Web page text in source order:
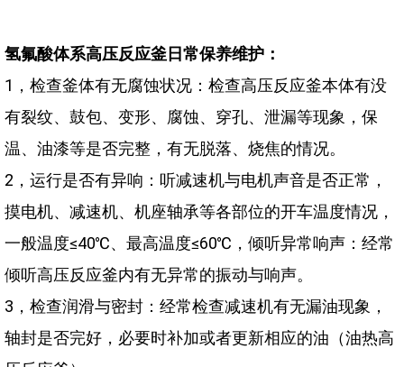
氢氟酸体系高压反应釜日常保养维护：
1，检查釜体有无腐蚀状况：检查高压反应釜本体有没
有裂纹、鼓包、变形、腐蚀、穿孔、泄漏等现象，保
温、油漆等是否完整，有无脱落、烧焦的情况。
2，运行是否有异响：听减速机与电机声音是否正常，
摸电机、减速机、机座轴承等各部位的开车温度情况，
一般温度≤40℃、最高温度≤60℃，倾听异常响声：经常
倾听高压反应釜内有无异常的振动与响声。
3，检查润滑与密封：经常检查减速机有无漏油现象，
轴封是否完好，必要时补加或者更新相应的油（油热高